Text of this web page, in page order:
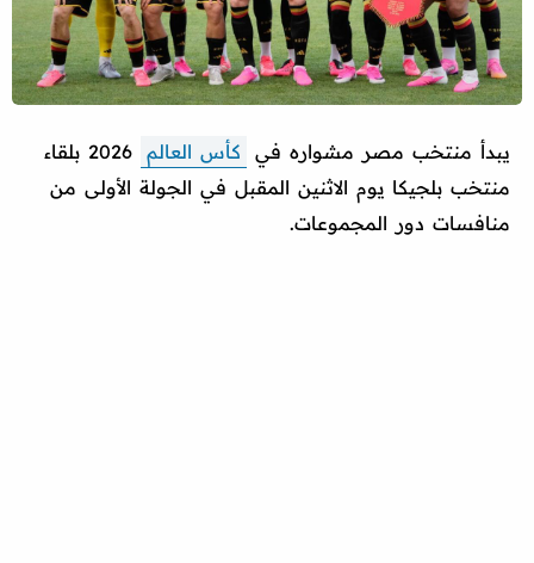
يبدأ منتخب مصر مشواره في كأس العالم
2026 بلقاء
منتخب بلجيكا يوم الاثنين المقبل في الجولة الأولى من
منافسات دور المجموعات.